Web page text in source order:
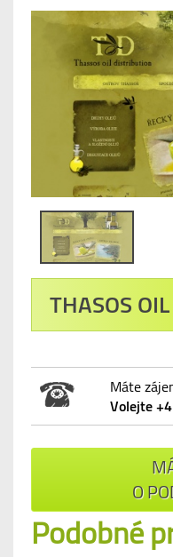
THASOS
Máte
Volejte
O
Podobné